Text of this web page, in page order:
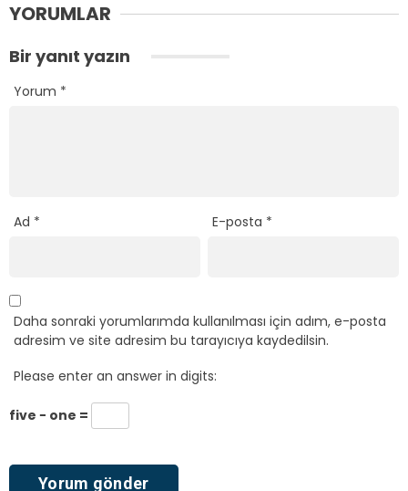
YORUMLAR
Bir yanıt yazın
Yorum *
Ad * E-posta *
Daha sonraki yorumlarımda kullanılması için adım, e-posta
adresim ve site adresim bu tarayıcıya kaydedilsin.
Please enter an answer in digits:
five − one =